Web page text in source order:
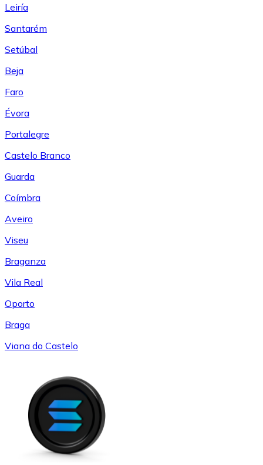
Leiría
Santarém
Setúbal
Beja
Faro
Évora
Portalegre
Castelo Branco
Guarda
Coímbra
Aveiro
Viseu
Braganza
Vila Real
Oporto
Braga
Viana do Castelo